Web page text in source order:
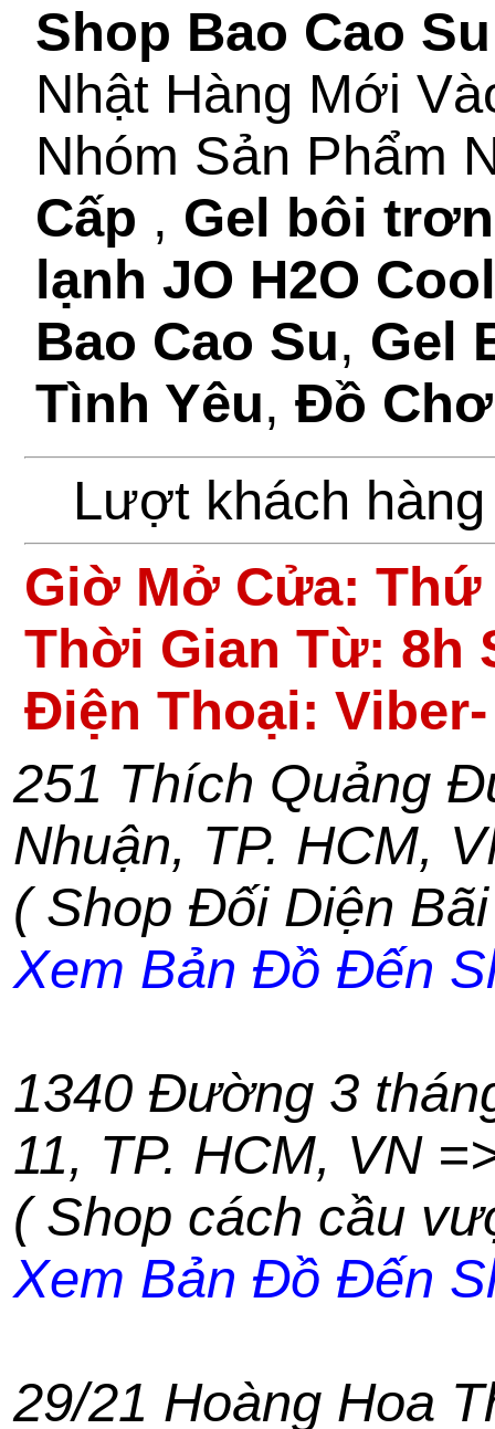
Shop Bao Cao
Nhật Hàng Mới
Nhóm Sản Phẩm
Cấp , Gel bôi
lạnh JO H2O
Bao Cao Su, Gel
Tình Yêu, Đồ
Lượt khách
Giờ Mở Cửa: Thứ
Thời Gian Từ: 8h
Điện Thoại:
251 Thích Quảng
Nhuận, TP. HCM,
( Shop Đối Diện
Xem Bản Đồ Đến
1340 Đường 3
11, TP. HCM, VN
( Shop cách cầu
Xem Bản Đồ Đến
29/21 Hoàng Hoa